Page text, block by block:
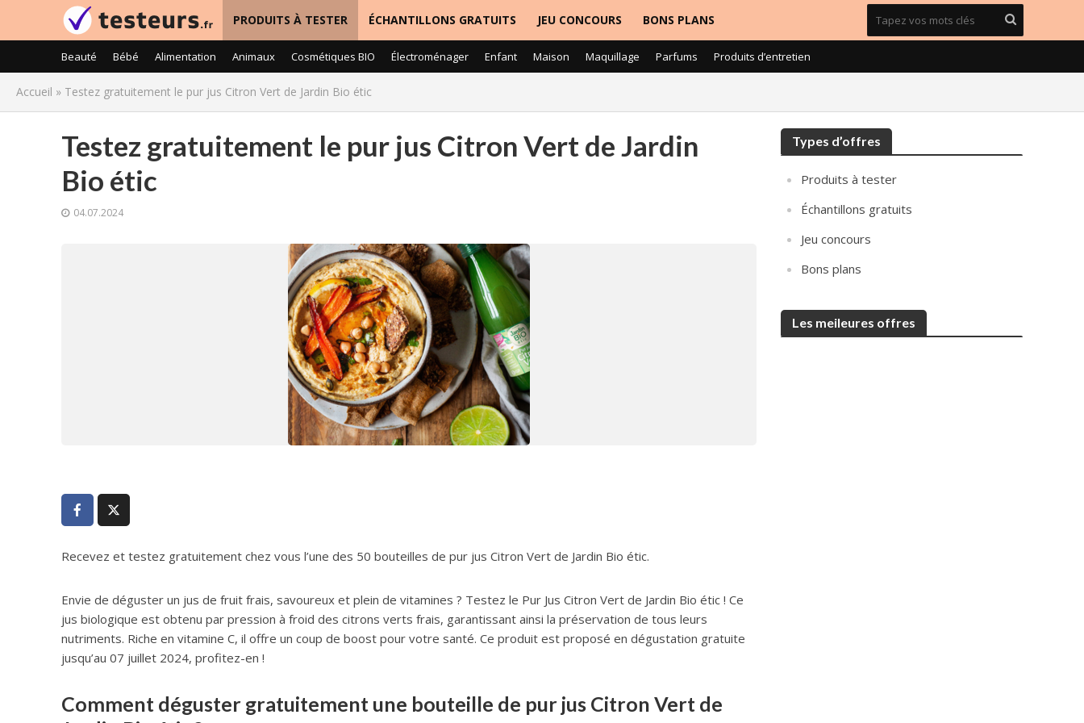
PRODUITS À TESTER ÉCHANTILLONS GRATUITS JEU CONCOURS BONS PLANS
Beauté Bébé Alimentation Animaux Cosmétiques BIO Électroménager Enfant Maison Maquillage Parfums Produits d’entretien
Accueil » Testez gratuitement le pur jus Citron Vert de Jardin Bio étic
Testez gratuitement le pur jus Citron Vert de Jardin
Bio étic
04.07.2024
Recevez et testez gratuitement chez vous l’une des 50 bouteilles de pur jus Citron Vert de Jardin Bio étic.
Envie de déguster un jus de fruit frais, savoureux et plein de vitamines ? Testez le Pur Jus Citron Vert de Jardin Bio étic ! Ce
jus biologique est obtenu par pression à froid des citrons verts frais, garantissant ainsi la préservation de tous leurs
nutriments. Riche en vitamine C, il offre un coup de boost pour votre santé. Ce produit est proposé en dégustation gratuite
jusqu’au 07 juillet 2024, profitez-en !
Comment déguster gratuitement une bouteille de pur jus Citron Vert de
Types d’offres
Produits à tester
Échantillons gratuits
Jeu concours
Bons plans
Les meileures offres